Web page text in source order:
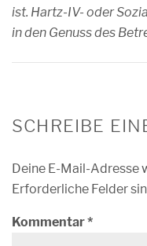
ist. Hartz-IV- oder
in den Genuss des
SCHREIBE
Deine E-Mail-Adresse
Erforderliche Felder
Kommentar*